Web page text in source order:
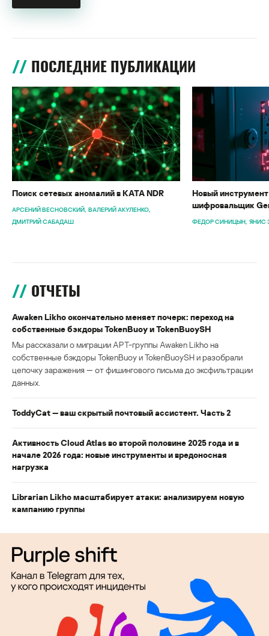
ПОСЛЕДНИЕ ПУБЛИКАЦИИ
Поиск сетевых аномалий в KATA NDR
АРСЕНИЙ ВЕСНОВСКИЙ ВАЛЕРИЙ АКУЛЕНКО
ДМИТРИЙ САБАДАШ
Новый
шифровальщик
ФЕДОР СИНИЦЫН ЯНИС
ОТЧЕТЫ
Awaken Likho окончательно меняет почерк: переход на
собственные бэкдоры TokenBuoy и TokenBuoySH
Мы рассказали о миграции APT-группы Awaken Likho на
собственные бэкдоры TokenBuoy и TokenBuoySH и разобрали
цепочку заражения — от фишингового письма до эксфильтрации
данных.
ToddyCat — ваш скрытый почтовый ассистент. Часть 2
Активность Cloud Atlas во второй половине 2025 года и в
начале 2026 года: новые инструменты и вредоносная
нагрузка
Librarian Likho масштабирует атаки: анализируем новую
кампанию группы